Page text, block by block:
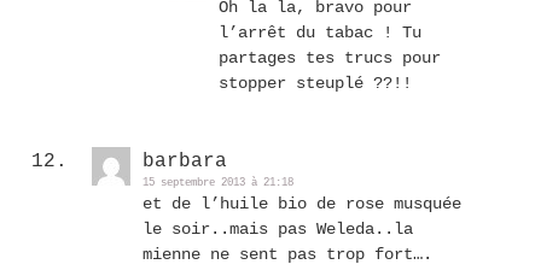
Oh la la, bravo pour
l’arrêt du tabac ! Tu
partages tes trucs pour
stopper steuplé ??!!
barbara
15 septembre 2013 à 21:18
et de l’huile bio de rose musquée
le soir..mais pas Weleda..la
mienne ne sent pas trop fort….